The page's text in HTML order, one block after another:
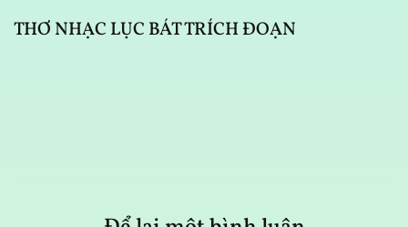
THƠ NHẠC LỤC BÁT TRÍCH ĐOẠN